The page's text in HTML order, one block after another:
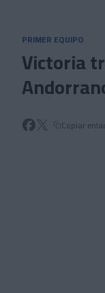
PRIMER EQUIPO
Victoria
Copiar